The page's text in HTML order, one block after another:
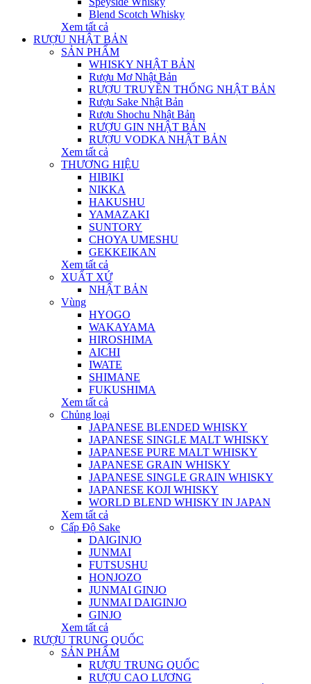
Blend Scotch Whisky
Xem tất cả
RƯỢU NHẬT BẢN
SẢN PHẨM
WHISKY NHẬT BẢN
Rượu Mơ Nhật Bản
RƯỢU TRUYỀN THỐNG NHẬT BẢN
Rượu Sake Nhật Bản
Rượu Shochu Nhật Bản
RƯỢU GIN NHẬT BẢN
RƯỢU VODKA NHẬT BẢN
Xem tất cả
THƯƠNG HIỆU
HIBIKI
NIKKA
HAKUSHU
YAMAZAKI
SUNTORY
CHOYA UMESHU
GEKKEIKAN
Xem tất cả
XUẤT XỨ
NHẬT BẢN
Vùng
HYOGO
WAKAYAMA
HIROSHIMA
AICHI
IWATE
SHIMANE
FUKUSHIMA
Xem tất cả
Chủng loại
JAPANESE BLENDED WHISKY
JAPANESE SINGLE MALT WHISKY
JAPANESE PURE MALT WHISKY
JAPANESE GRAIN WHISKY
JAPANESE SINGLE GRAIN WHISKY
JAPANESE KOJI WHISKY
WORLD BLEND WHISKY IN JAPAN
Xem tất cả
Cấp Độ Sake
DAIGINJO
JUNMAI
FUTSUSHU
HONJOZO
JUNMAI GINJO
JUNMAI DAIGINJO
GINJO
Xem tất cả
RƯỢU TRUNG QUỐC
SẢN PHẨM
RƯỢU TRUNG QUỐC
RƯỢU CAO LƯƠNG